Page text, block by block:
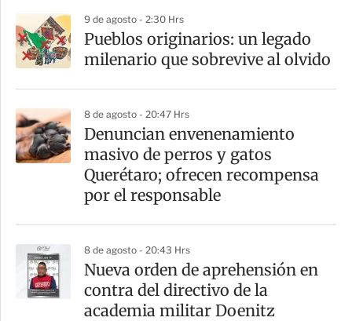
9 de agosto - 2:30 Hrs
Pueblos originarios: un legado
milenario que sobrevive al olvido
8 de agosto - 20:47 Hrs
Denuncian envenenamiento
masivo de perros y gatos
Querétaro; ofrecen recompensa
por el responsable
8 de agosto - 20:43 Hrs
Nueva orden de aprehensión en
contra del directivo de la
academia militar Doenitz